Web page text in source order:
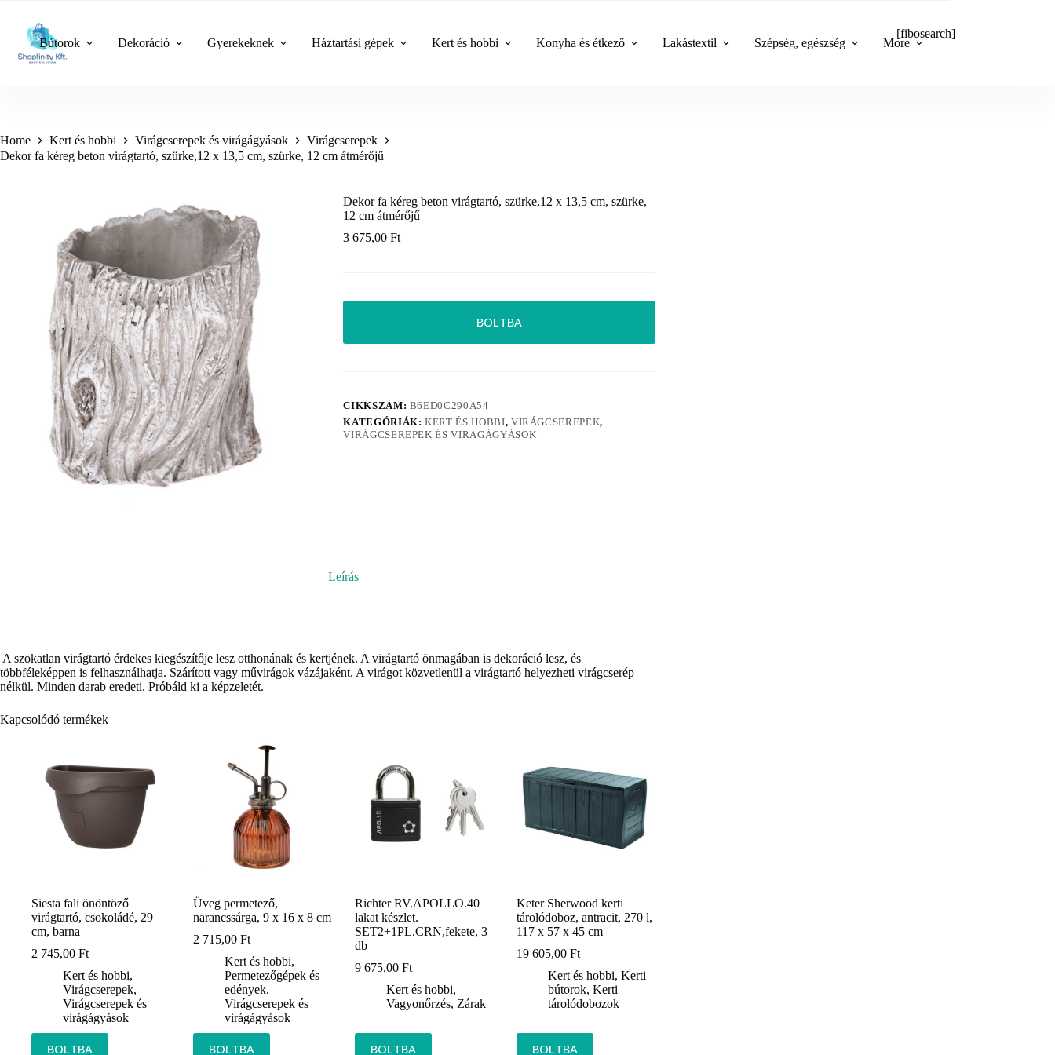
content
Bútorok Dekoráció Gyerekeknek Háztartási gépek Kert és hobbi Konyha és étkező Lakástextil Szépség, egészség More
[fibosearch]
Home Kert és hobbi Virágcserepek és virágágyások
Virágcserepek
Dekor fa kéreg beton virágtartó, szürke,12 x 13,5 cm, szürke, 12 cm átmérőjű
Dekor fa kéreg beton virágtartó, szürke,12 x 13,5 cm, szürke,
12 cm átmérőjű
3 675,00Ft
BOLTBA
CIKKSZÁM: B6ED0C290A54
KATEGÓRIÁK:KERT ÉS HOBBI, VIRÁGCSEREPEK,
VIRÁGCSEREPEK ÉS VIRÁGÁGYÁSOK
Leírás
A szokatlan virágtartó érdekes kiegészítője lesz otthonának és kertjének. A virágtartó önmagában is dekoráció lesz, és
többféleképpen is felhasználhatja. Szárított vagy művirágok vázájaként. A virágot közvetlenül a virágtartó helyezheti virágcserép
nélkül. Minden darab eredeti. Próbáld ki a képzeletét.
Kapcsolódó termékek
Siesta fali önöntöző
virágtartó, csokoládé, 29
cm, barna
2 745,00 Ft
Kert és hobbi,
Virágcserepek,
Virágcserepek és
virágágyások
BOLTBA
Üveg permetező,
narancssárga, 9 x 16 x 8 cm
2 715,00Ft
Kert és hobbi,
Permetezőgépek és
edények,
Virágcserepek és
virágágyások
BOLTBA
Richter RV.APOLLO.40
lakat készlet.
SET2+1PL.CRN,fekete, 3
db
9 675,00Ft
Kert és hobbi,
Vagyonőrzés, Zárak
BOLTBA
Keter Sherwood kerti
tárolódoboz, antracit, 270 l,
117 x 57 x 45 cm
19 605,00Ft
Kert és hobbi,Kerti
bútorok,Kerti
tárolódobozok
BOLTBA